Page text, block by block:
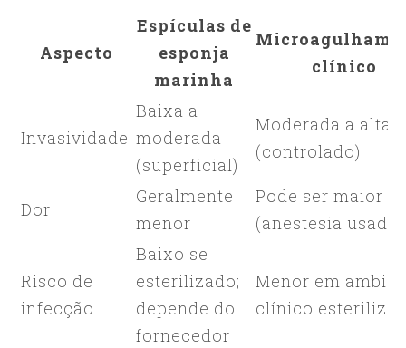
Aspecto
Espículas de
esponja
marinha
clínico
Invasividade
Baixa a
moderada
(superficial)
Moderada a alta
(controlado)
Dor
Geralmente
menor
Pode ser maior
(anestesia usada)
Risco de
infecção
Baixo se
esterilizado;
depende do
fornecedor
Menor em
clínico